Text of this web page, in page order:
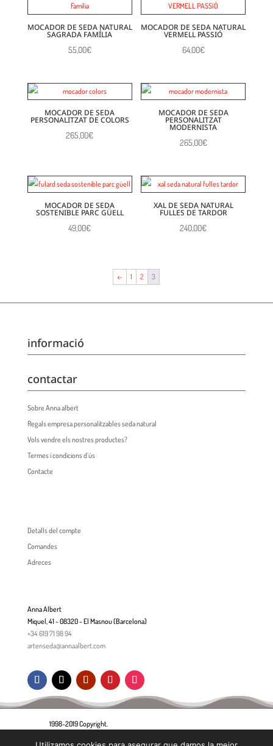
MOCADOR DE SEDA NATURAL
SAGRADA FAMÍLIA
55,00€
MOCADOR DE SEDA NATURAL
VERMELL PASSIÓ
64,00€
MOCADOR DE SEDA
PERSONALITZAT DE COLORS
265,00€
MOCADOR DE SEDA
PERSONALITZAT
MODERNISTA
265,00€
MOCADOR DE SEDA
SOSTENIBLE PARC GÜELL
49,00€
XAL DE SEDA NATURAL
FULLES DE TARDOR
240,00€
← 1 2 3
informació
contactar
Sobre Anna albert
Regals empresa personalitzables seda natural
Vols vendre els nostres productes?
Termes i condicions d’ús
Contacte
Detalls del compte
Comandes
Adreces
Anna Albert
Miquel, 41 - 08320 - El Masnou (Barcelona)
+34 619 71 98 94
artenseda@annaalbert.com
1998-2019 Copyright.